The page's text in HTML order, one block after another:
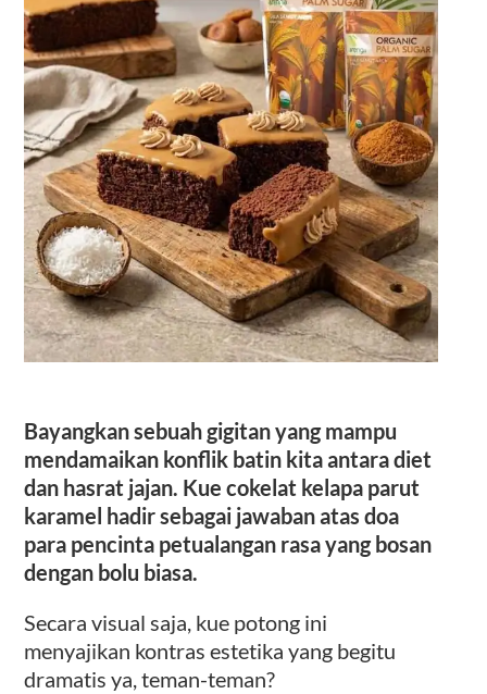
Bayangkan sebuah gigitan yang mampu
mendamaikan konflik batin kita antara diet
dan hasrat jajan. Kue cokelat kelapa parut
karamel hadir sebagai jawaban atas doa
para pencinta petualangan rasa yang bosan
dengan bolu biasa.
Secara visual saja, kue potong ini
menyajikan kontras estetika yang begitu
dramatis ya, teman-teman?